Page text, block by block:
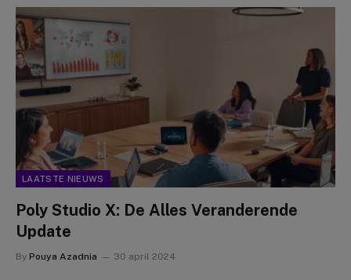
LAATSTE NIEUWS
Poly Studio X: De Alles Veranderende
Update
By Pouya Azadnia 30 april 2024